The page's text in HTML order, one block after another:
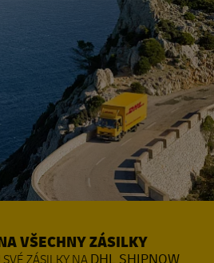
VŠECHNY ZÁSILKY
ZÁSILKY NADHL SHIPNOW